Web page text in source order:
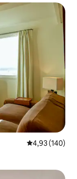
4,93 de uma
4,93 (140)